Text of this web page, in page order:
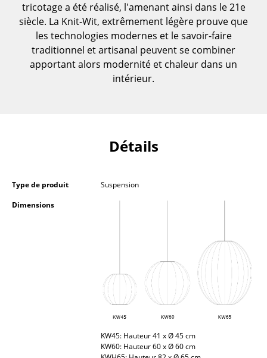
Meubles TV
Caissons roulants et Meubles d’appoint
Meubles de bar
... voir tous les rangements
Luminaires
Suspensions & Plafonniers
Lampadaires et Liseuses
Luminaires d’extérieur
tricotage a été réalisé, l'amenant ainsi dans le 21e
siècle. La Knit-Wit, extrêmement légère prouve que
les technologies modernes et le savoir-faire
traditionnel et artisanal peuvent se combiner
apportant alors modernité et chaleur dans un
intérieur.
Détails
Type de produit
Suspension
Dimensions
KW45: Hauteur 41 x Ø 45 cm
KW60: Hauteur 60 x Ø 60 cm